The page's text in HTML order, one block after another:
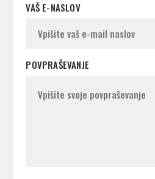
VAŠ E-NASLOV
POVPRAŠEVANJE